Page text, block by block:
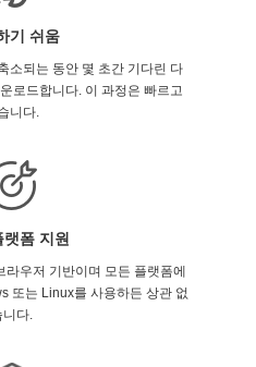
기 쉬움
소되는 동안 몇 초간 기다린 다
로드합니다. 이 과정은 빠르고
니다.
랫폼 지원
우저 기반이며 모든 플랫폼에
또는 Linux를 사용하든 상관 없
니다.